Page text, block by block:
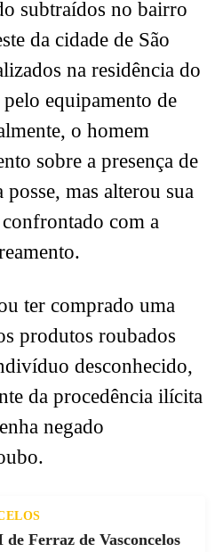
subtraídos no bairro
da cidade de São
na residência do
equipamento de
o homem
sobre a presença de
mas alterou sua
com a
ter comprado uma
produtos roubados
desconhecido,
da procedência ilícita
negado
Ferraz de Vasconcelos